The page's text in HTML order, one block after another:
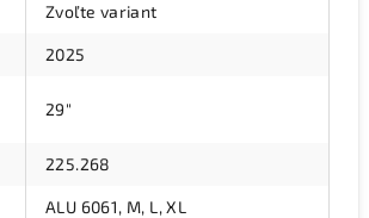
Zvoľte variant
2025
29"
225.268
ALU 6061, M, L, XL